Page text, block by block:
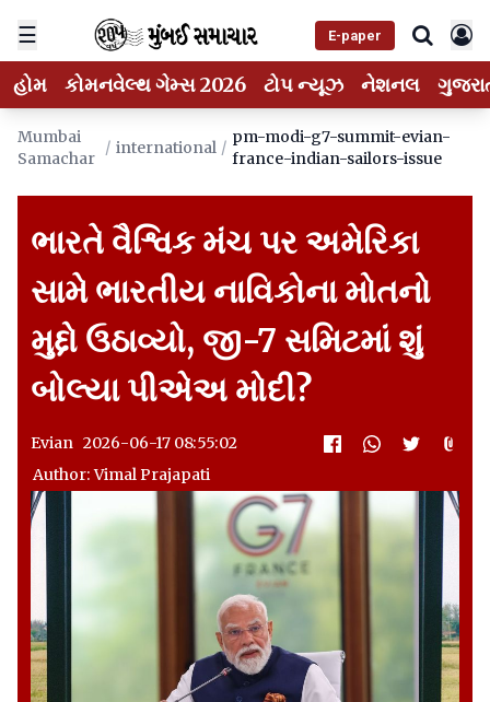
☰ E-paper
હોમ કોમનવેલ્થ ગેમ્સ 2026 ટોપ ન્યૂઝ નેશનલ
Mumbai
Samachar
/ international /
pm-modi-g7-summit-evian-
france-indian-sailors-issue
ભારતે વૈશ્વિક મંચ પર અમેરિકા
સામે ભારતીય નાવિકોના મોતનો
મુદ્દો ઉઠાવ્યો, જી-7 સમિટમાં શું
બોલ્યા પીએઅ મોદી?
Evian 2026-06-17 08:55:02
Author: Vimal Prajapati